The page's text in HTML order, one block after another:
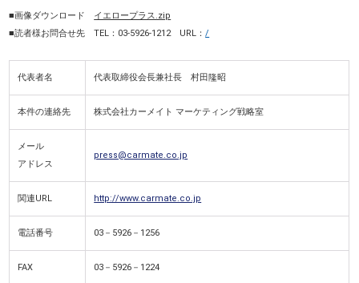
■画像ダウンロード イエロープラス.zip
■読者様お問合せ先 TEL：03-5926-1212 URL：/
代表者名 代表取締役会長兼社長 村田隆昭
本件の連絡先 株式会社カーメイト マーケティング戦略室
メール
アドレス
press@carmate.co.jp
関連URL http://www.carmate.co.jp
電話番号 03－5926－1256
FAX 03－5926－1224